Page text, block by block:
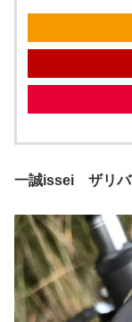
一誠issei ザリバ